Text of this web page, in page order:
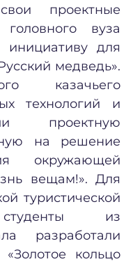
проектные
вуза
инициативу для
медведь».
казачьего
технологий и
проектную
на решение
окружающей
вещам!». Для
туристической
студенты из
разработали
кольцо